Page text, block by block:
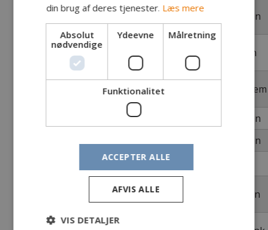
Bjarke
Bendtsen
Rønne 1,79 57 Vestkysten
Peter Jensen
Balka
Rønne 65 Sydkysten
Torben
Rønne 2,47 Nordkystem
Hasle
Vestkysten
Vestkysten
4. Afdeling 9. januar
Kg Cm Agn
Jesper
din brug af deres tjenester. Læs mere
Absolut
nødvendige
Ydeevne Målretning
Funktionalitet
ACCEPTER ALLE
AFVIS ALLE
VIS DETALJER